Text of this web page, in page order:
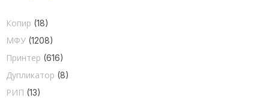
Копир (18)
МФУ (1208)
Принтер (616)
Дупликатор (8)
РИП (13)